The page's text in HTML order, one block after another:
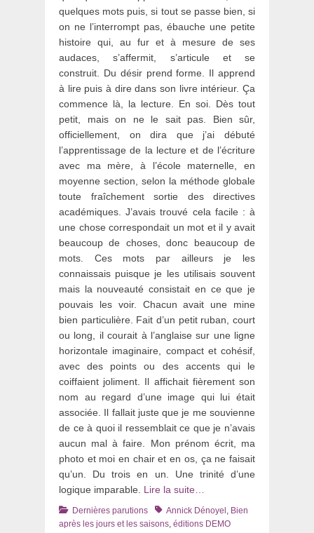
quelques mots puis, si tout se passe bien, si
on ne l’interrompt pas, ébauche une petite
histoire qui, au fur et à mesure de ses
audaces, s’affermit, s’articule et se
construit. Du désir prend forme. Il apprend
à lire puis à dire dans son livre intérieur. Ça
commence là, la lecture. En soi. Dès tout
petit, mais on ne le sait pas. Bien sûr,
officiellement, on dira que j’ai débuté
l’apprentissage de la lecture et de l’écriture
avec ma mère, à l’école maternelle, en
moyenne section, selon la méthode globale
toute fraîchement sortie des directives
académiques. J’avais trouvé cela facile : à
une chose correspondait un mot et il y avait
beaucoup de choses, donc beaucoup de
mots. Ces mots par ailleurs je les
connaissais puisque je les utilisais souvent
mais la nouveauté consistait en ce que je
pouvais les voir. Chacun avait une mine
bien particulière. Fait d’un petit ruban, court
ou long, il courait à l’anglaise sur une ligne
horizontale imaginaire, compact et cohésif,
avec des points ou des accents qui le
coiffaient joliment. Il affichait fièrement son
nom au regard d’une image qui lui était
associée. Il fallait juste que je me souvienne
de ce à quoi il ressemblait ce que je n’avais
aucun mal à faire. Mon prénom écrit, ma
photo et moi en chair et en os, ça ne faisait
qu’un. Du trois en un. Une trinité d’une
logique imparable. Lire la suite…
Catégories
Dernières parutions TagsAnnick Dénoyel Bien
après les jours et les saisons éditions DEMO